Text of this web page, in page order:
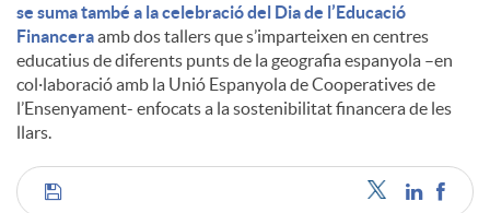
se suma també a la celebració del Dia de l’Educació
Financeraamb dos tallers que s’imparteixen en centres
educatius de diferents punts de la geografia espanyola –en
col·laboració amb la Unió Espanyola de Cooperatives de
l’Ensenyament- enfocats a la sostenibilitat financera de les
llars.